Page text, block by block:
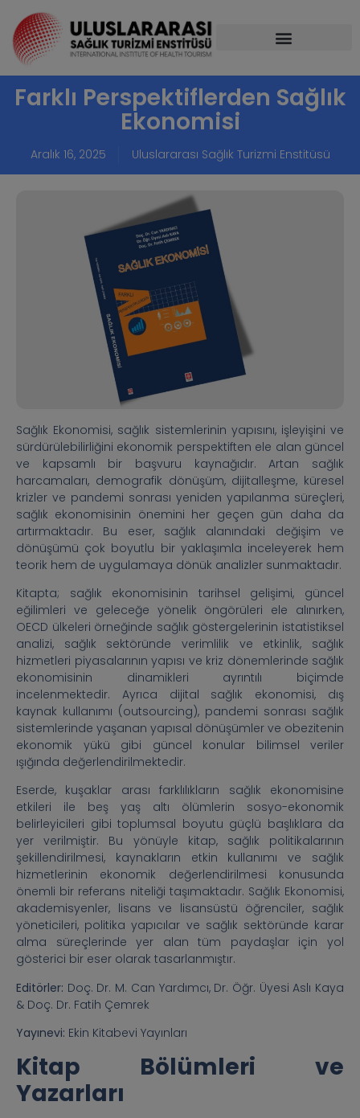
Farklı Perspektiflerden Sağlık
Ekonomisi
Aralık 16, 2025 Uluslararası Sağlık Turizmi Enstitüsü
Sağlık Ekonomisi, sağlık sistemlerinin yapısını, işleyişini ve
sürdürülebilirliğini ekonomik perspektiften ele alan güncel
ve kapsamlı bir başvuru kaynağıdır. Artan sağlık
harcamaları, demografik dönüşüm, dijitalleşme, küresel
krizler ve pandemi sonrası yeniden yapılanma süreçleri,
sağlık ekonomisinin önemini her geçen gün daha da
artırmaktadır. Bu eser, sağlık alanındaki değişim ve
dönüşümü çok boyutlu bir yaklaşımla inceleyerek hem
teorik hem de uygulamaya dönük analizler sunmaktadır.
Kitapta; sağlık ekonomisinin tarihsel gelişimi, güncel
eğilimleri ve geleceğe yönelik öngörüleri ele alınırken,
OECD ülkeleri örneğinde sağlık göstergelerinin istatistiksel
analizi, sağlık sektöründe verimlilik ve etkinlik, sağlık
hizmetleri piyasalarının yapısı ve kriz dönemlerinde sağlık
ekonomisinin dinamikleri ayrıntılı biçimde
incelenmektedir. Ayrıca dijital sağlık ekonomisi, dış
kaynak kullanımı (outsourcing), pandemi sonrası sağlık
sistemlerinde yaşanan yapısal dönüşümler ve obezitenin
ekonomik yükü gibi güncel konular bilimsel veriler
ışığında değerlendirilmektedir.
Eserde, kuşaklar arası farklılıkların sağlık ekonomisine
etkileri ile beş yaş altı ölümlerin sosyo-ekonomik
belirleyicileri gibi toplumsal boyutu güçlü başlıklara da
yer verilmiştir. Bu yönüyle kitap, sağlık politikalarının
şekillendirilmesi, kaynakların etkin kullanımı ve sağlık
hizmetlerinin ekonomik değerlendirilmesi konusunda
önemli bir referans niteliği taşımaktadır. Sağlık Ekonomisi,
akademisyenler, lisans ve lisansüstü öğrenciler, sağlık
yöneticileri, politika yapıcılar ve sağlık sektöründe karar
alma süreçlerinde yer alan tüm paydaşlar için yol
gösterici bir eser olarak tasarlanmıştır.
Editörler: Doç. Dr. M. Can Yardımcı, Dr. Öğr. Üyesi Aslı Kaya
& Doç. Dr. Fatih Çemrek
Yayınevi: Ekin Kitabevi Yayınları
Kitap Bölümleri ve
Yazarları